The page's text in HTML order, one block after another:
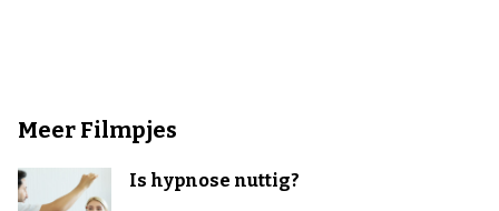
Meer Filmpjes
Is hypnose nuttig?